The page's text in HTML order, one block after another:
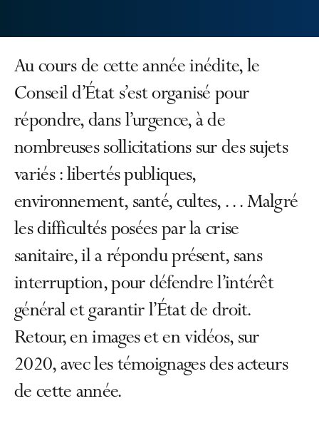
Au cours de cette année inédite, le
Conseil d’État s’est organisé pour
répondre, dans l’urgence, à de
nombreuses sollicitations sur des sujets
variés : libertés publiques,
environnement, santé, cultes, … Malgré
les difficultés posées par la crise
sanitaire, il a répondu présent, sans
interruption, pour défendre l’intérêt
général et garantir l’État de droit.
Retour, en images et en vidéos, sur
2020, avec les témoignages des acteurs
de cette année.